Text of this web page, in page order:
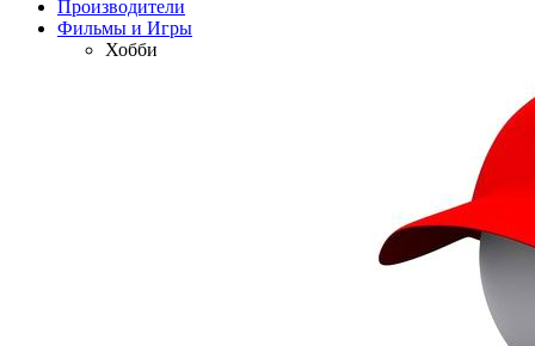
Производители
Фильмы и Игры
Хобби